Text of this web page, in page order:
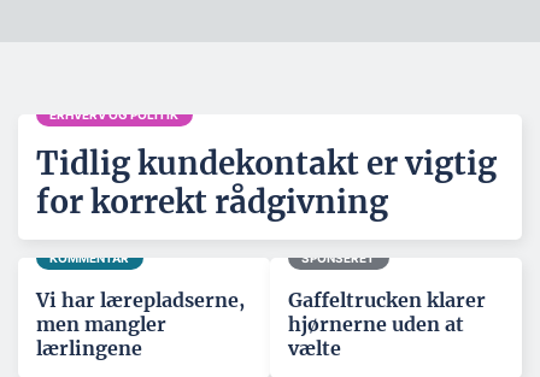
ERHVERV OG POLITIK
Tidlig kundekontakt er vigtig
for korrekt rådgivning
KOMMENTAR
Vi har lærepladserne,
men mangler
lærlingene
SPONSERET
Gaffeltrucken klarer
hjørnerne uden at
vælte